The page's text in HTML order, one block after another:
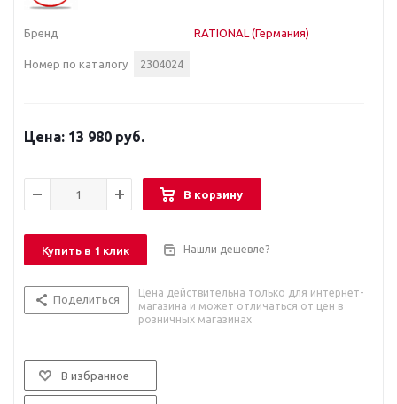
Бренд RATIONAL (Германия)
Номер по каталогу 2304024
13 980 руб.
В корзину
Купить в 1 клик Нашли дешевле?
Поделиться
Цена действительна только для интернет-
магазина и может отличаться от цен в
розничных магазинах
В избранное